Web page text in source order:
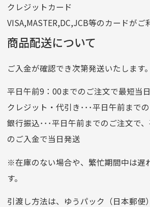
他銀行から
店名
四七八（読みヨンナナ
店番
478
預金種目
普通預金
口座番号
0776226
口座名義
株式会社一条
クレジットカード
選びいただけない場合がございます。
クレジットカード
VISA,MASTER,DC,JCB等のカードがご
商品配送について
ご入金が確認でき次第発送いたします。
平日午前9：00までのご注文で最短当
クレジット・代引き･･･平日午前まで
銀行振込･･･平日午前までのご注文で
のご入金で当日発送
※在庫のない場合や、繁忙期間中は遅
す。
引渡し方法は、ゆうパック（日本郵便